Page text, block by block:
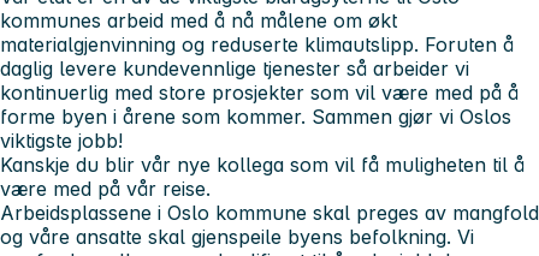
kommunes arbeid med å nå målene om økt
materialgjenvinning og reduserte klimautslipp. Foruten å
daglig levere kundevennlige tjenester så arbeider vi
kontinuerlig med store prosjekter som vil være med på å
forme byen i årene som kommer. Sammen gjør vi Oslos
viktigste jobb!
Kanskje du blir vår nye kollega som vil få muligheten til å
være med på vår reise.
Arbeidsplassene i Oslo kommune skal preges av mangfold
og våre ansatte skal gjenspeile byens befolkning. Vi